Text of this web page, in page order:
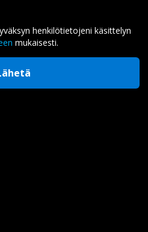
henkilötietojeni käsittelyn
mukaisesti.